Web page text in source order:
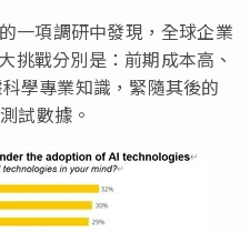
一項調研中發現，全球企業
挑戰分別是：前期成本高、
學專業知識，緊隨其後的
試數據。